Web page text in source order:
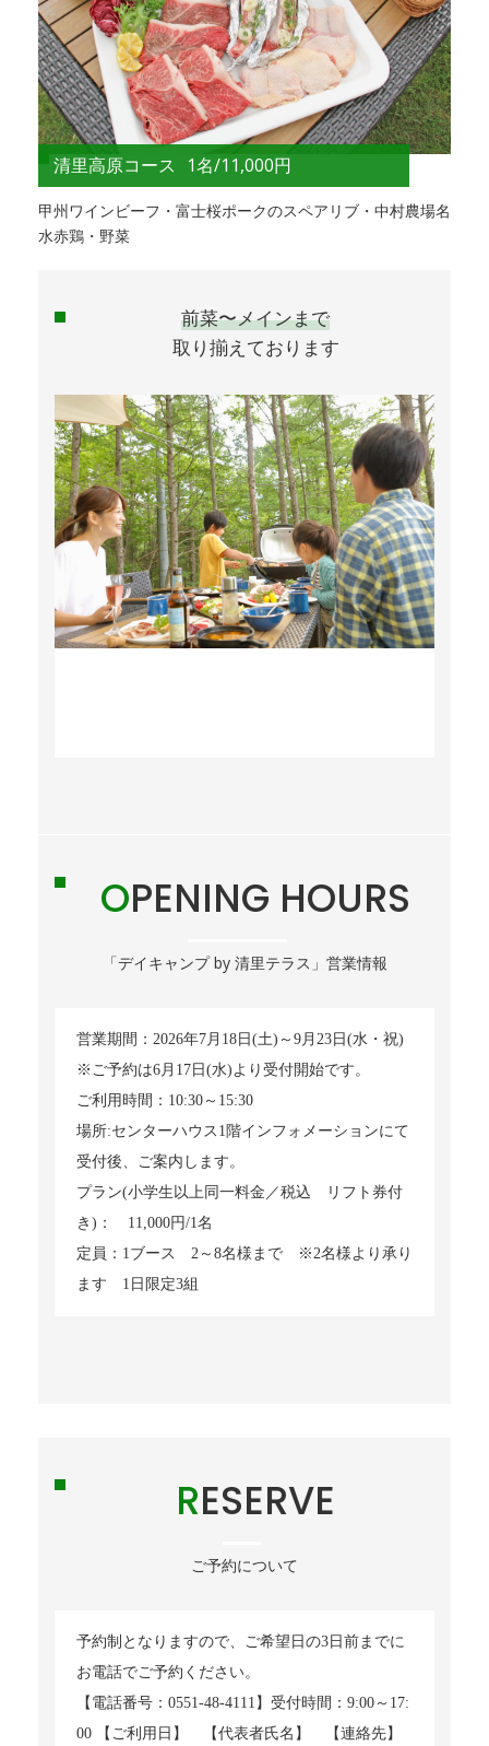
清里高原コース 1名/11,000円
甲州ワインビーフ・富士桜ポークのスペアリブ・中村農場名
水赤鶏・野菜
前菜〜メインまで
取り揃えております
OPENING HOURS
「デイキャンプ by 清里テラス」営業情報
営業期間：2026年7月18日(土)～9月23日(水・祝)
※ご予約は6月17日(水)より受付開始です。
ご利用時間：10:30～15:30
場所:センターハウス1階インフォメーションにて
受付後、ご案内します。
プラン(小学生以上同一料金／税込 リフト券付
き)： 11,000円/1名
定員：1ブース 2～8名様まで ※2名様より承り
ます 1日限定3組
RESERVE
ご予約について
予約制となりますので、ご希望日の3日前までに
お電話でご予約ください。
【電話番号：0551-48-4111】受付時間：9:00～17:
00 【ご利用日】 【代表者氏名】 【連絡先】